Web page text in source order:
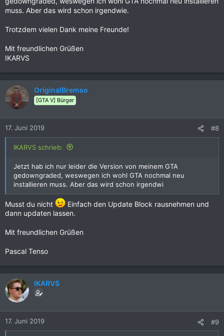
muss. Aber das wird schon irgendwie.
Trotzdem vielen Dank meine Freunde!
Mit freundlichen Grüßen
IKARVS
OriginalBremso
[GTA V] Bürger
17. Juni 2019 #8
IKARVS schrieb:
Jetzt hab ich nur leider die Version von meinem GTA
gedowngraded, weswegen ich wohl GTA nochmal neu
installieren muss. Aber das wird schon irgendwi
Musst du nicht
Einfach den Update Block rausnehmen und
dann updaten lassen.
Mit freundlichen Grüßen
Pascal Tenso
IKARVS
17. Juni 2019 #9